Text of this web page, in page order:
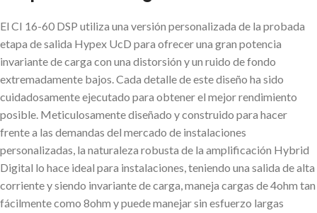
El CI 16-60 DSP utiliza una versión personalizada de la probada
etapa de salida Hypex UcD para ofrecer una gran potencia
invariante de carga con una distorsión y un ruido de fondo
extremadamente bajos. Cada detalle de este diseño ha sido
cuidadosamente ejecutado para obtener el mejor rendimiento
posible. Meticulosamente diseñado y construido para hacer
frente a las demandas del mercado de instalaciones
personalizadas, la naturaleza robusta de la amplificación Hybrid
Digital lo hace ideal para instalaciones, teniendo una salida de alta
corriente y siendo invariante de carga, maneja cargas de 4ohm tan
fácilmente como 8ohm y puede manejar sin esfuerzo largas